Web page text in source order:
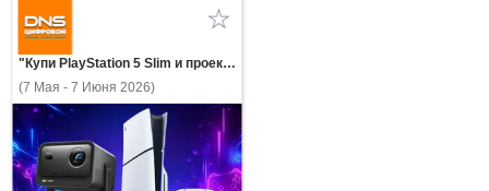
"Купи PlayStation 5 Slim и проектор Hisense - получи скидку!"
(7 Мая - 7 Июня 2026)